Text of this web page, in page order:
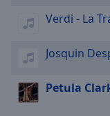
cancel
Text
Verdi - La
Josquin
Petula